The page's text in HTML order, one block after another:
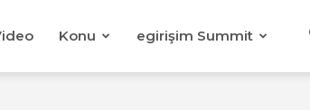
Konu egirişim Summit